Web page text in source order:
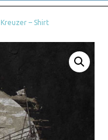
Kreuzer – Shirt